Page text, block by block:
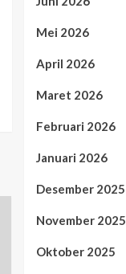
Mei 2026
April 2026
Maret 2026
Februari 2026
Januari 2026
Desember 2025
November 2025
Oktober 2025